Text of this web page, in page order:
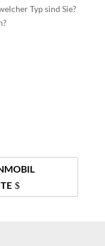
Typ sind Sie?